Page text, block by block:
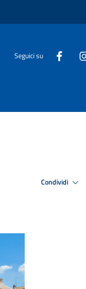
Seguici su
Condividi